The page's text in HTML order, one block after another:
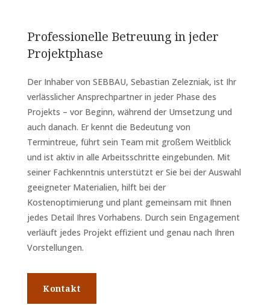
Professionelle Betreuung in jeder
Projektphase
Der Inhaber von SEBBAU, Sebastian Zelezniak, ist Ihr
verlässlicher Ansprechpartner in jeder Phase des
Projekts – vor Beginn, während der Umsetzung und
auch danach. Er kennt die Bedeutung von
Termintreue, führt sein Team mit großem Weitblick
und ist aktiv in alle Arbeitsschritte eingebunden. Mit
seiner Fachkenntnis unterstützt er Sie bei der Auswahl
geeigneter Materialien, hilft bei der
Kostenoptimierung und plant gemeinsam mit Ihnen
jedes Detail Ihres Vorhabens. Durch sein Engagement
verläuft jedes Projekt effizient und genau nach Ihren
Vorstellungen.
Kontakt